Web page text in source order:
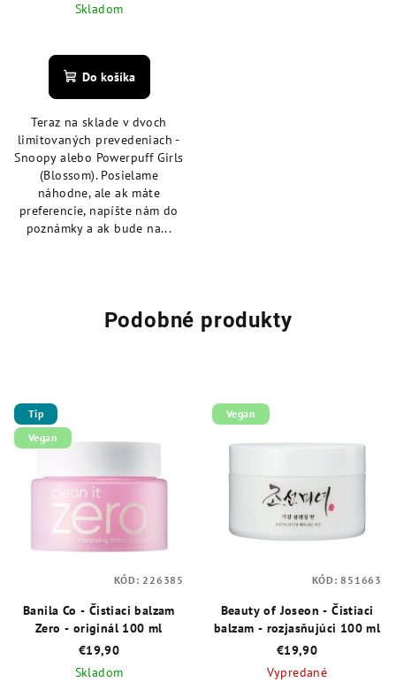
Skladom
hodnotenie
produktu
z
5
hviezdičiek.
Do košíka
Teraz na sklade v dvoch
limitovaných prevedeniach -
Snoopy alebo Powerpuff Girls
(Blossom). Posielame
náhodne, ale ak máte
preferencie, napíšte nám do
poznámky a ak bude na...
Podobné produkty
Tip
Vegan
Banila Co - Čistiaci balzam
Zero - originál 100 ml
€19,90
Skladom
KÓD: 226385
Vegan
Beauty of Joseon - Čistiaci
balzam - rozjasňujúci 100 ml
€19,90
Vypredané
KÓD:851663